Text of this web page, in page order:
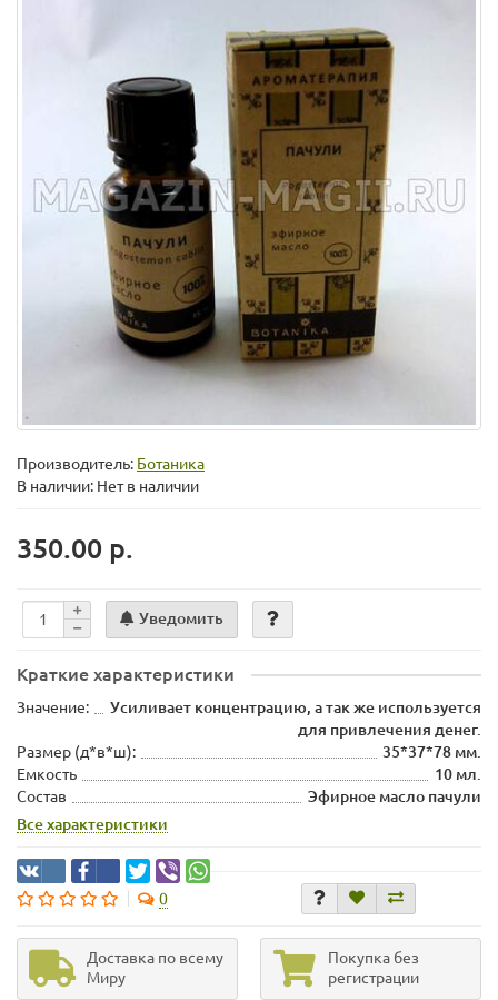
Производитель: Ботаника
В наличии: Нет в наличии
350.00 р.
Уведомить
Краткие характеристики
Значение:
Усиливает концентрацию, а так же используется
для привлечения денег.
Размер (д*в*ш):
35*37*78 мм.
Емкость
10 мл.
Состав
Эфирное масло пачули
Все характеристики
0
Доставка по всему
Миру
Покупка без
регистрации